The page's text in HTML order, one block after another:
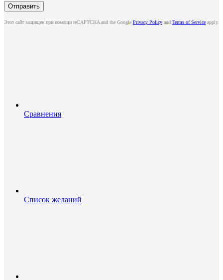
Этот сайт защищен при помощи reCAPTCHA and the Google Privacy Policy and Terms of Service apply.
Сравнения
Список желаний